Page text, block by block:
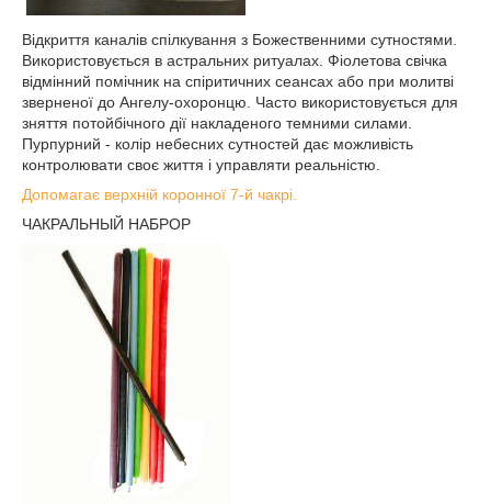
Відкриття каналів спілкування з Божественними сутностями.
Використовується в астральних ритуалах. Фіолетова свічка
відмінний помічник на спіритичних сеансах або при молитві
зверненої до Ангелу-охоронцю. Часто використовується для
зняття потойбічного дії накладеного темними силами.
Пурпурний - колір небесних сутностей дає можливість
контролювати своє життя і управляти реальністю.
Допомагає верхній коронної 7-й чакрі.
ЧАКРАЛЬНЫЙ НАБРОР